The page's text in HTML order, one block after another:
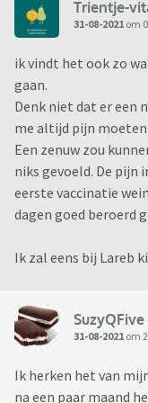
Trientje-
31-08-2021 om
ik vindt het ook zo
gaan.
Denk niet dat er een
me altijd pijn moeten
Een zenuw zou
niks gevoeld. De pijn
eerste vaccinatie
dagen goed beroerd
Ik zal eens bij Lareb
SuzyQFive
31-08-2021 om
Ik herken het van
na een paar maand